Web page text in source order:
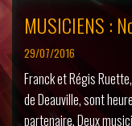
MUSICIENS :
29/07/2016
Franck et Régis
de Deauville, sont
partenaire. Deux